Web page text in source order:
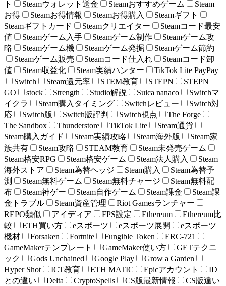
ト Steamウォレット送金 Steamおすすめゲーム
Steam
お得
Steamお得情報 Steamお得購入
Steamギフト
Steamギフトカード
Steamクリエイター
Steamコード最安
値
Steamゲーム入手 Steamゲーム制作
Steamゲーム攻
略
Steamゲーム機 Steamゲーム発掘
Steamゲーム節約
Steamゲーム販売
Steamコード仕入れ
Steamコード卸
値
Steam収益化 Steam実績ハンター
TikTok Lite PayPay
Switch
Steam還元率 STEM教育 STEPN
STEPN
GO
stock Strength Studio解説 Suica nanaco
Switchマ
イクラ
Steam購入タイミング Switchレビュー
Switch対
応
Switch版 Switch版評判 Switch視点
The Forge
The Sandbox
Thunderstore TikTok Lite
Steam通貨
Steam購入ガイド
Steam実績攻略 Steam海外版
Steam家
族共有
Steam攻略 STEAM教育
Steam未発売ゲーム
Steam格安RPG
Steam格安ゲーム Steam法人購入
Steam
海外ストア
Steam為替ヘッジ Steam購入
Steam為替予
測
Steam無料ゲーム Steam無料チャージ
Steam無料配
布
Steam神ゲー Steam自作ゲーム Steam課金
Steam課
金トラブル
Steam資産管理
Riot Gamesランチャー
REPO類似
アイディア FPS設定 Ethereum
Ethereum比
較
ETH買い方 eスポーツ eスポーツ展開
eスポーツ
機材
Forsaken Fortnite Fungible Token
ERC-721
GameMakerテンプレート
GameMaker使い方
GETテクニ
ック
Gods Unchained Google Play
Grow a Garden
Hyper Shot
ICT教育 ETH MATIC Epicアカウント
ID
との違い
Delta CryptoSpells CS版最新情報
CS版違い